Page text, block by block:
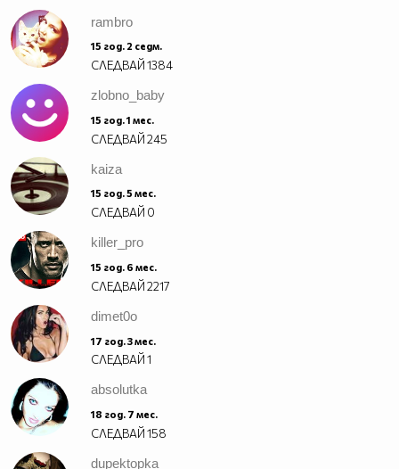
rambro
15 год. 2 седм.
СЛЕДВАЙ1384
zlobno_baby
15 год. 1 мес.
СЛЕДВАЙ245
kaiza
15 год. 5 мес.
СЛЕДВАЙ 0
killer_pro
15 год. 6 мес.
СЛЕДВАЙ2217
dimet0o
17 год. 3 мес.
СЛЕДВАЙ1
absolutka
18 год. 7 мес.
СЛЕДВАЙ158
dupektopka